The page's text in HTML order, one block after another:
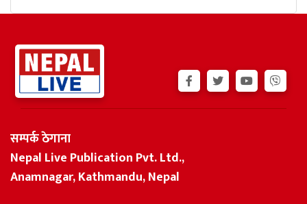
सम्पर्क ठेगाना
Nepal Live Publication Pvt. Ltd.,
Anamnagar, Kathmandu, Nepal